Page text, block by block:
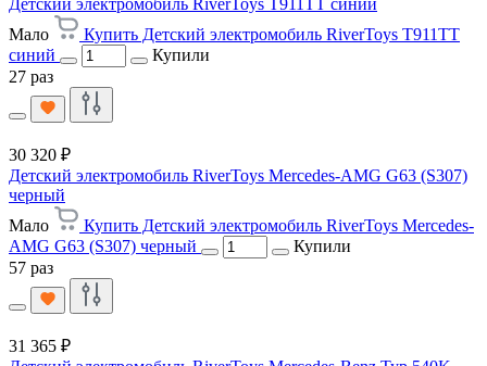
Мало
Купить Детский электромобиль RiverToys T911TT
синий
Купили
27 раз
30 320 ₽
Детский электромобиль RiverToys Mercedes-AMG G63 (S307)
черный
Мало
Купить Детский электромобиль RiverToys Mercedes-
AMG G63 (S307) черный
Купили
57 раз
31 365 ₽